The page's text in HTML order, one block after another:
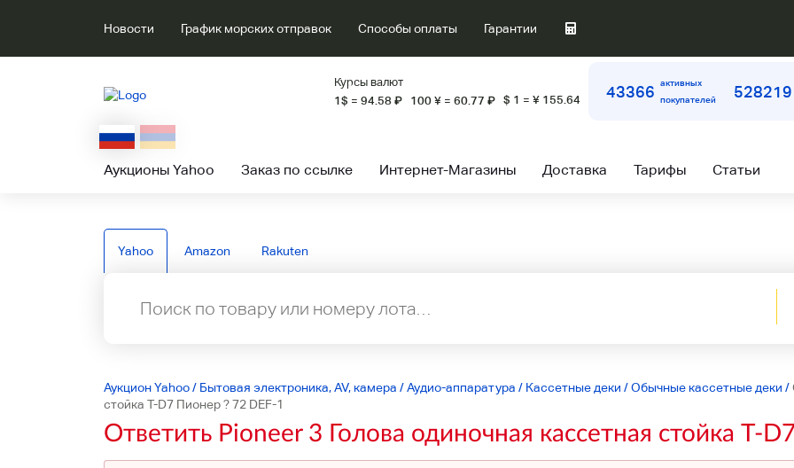
Новости График морских отправок Способы оплаты Гарантии
Курсы валют
1$ = 94.58 ₽ 100 ¥ = 60.77 ₽ $ 1 = ¥ 155.64 43366
активных
покупателей
528219
Аукционы Yahoo Заказ по ссылке Интернет-Магазины Доставка Тарифы Статьи
Yahoo Amazon Rakuten
Аукцион Yahoo/ Бытовая электроника, AV, камера /Аудио-аппаратура / Кассетные деки /Обычные кассетные деки /
стойка T-D7 Пионер ? 72 DEF-1
Ответить Pioneer 3 Голова одиночная кассетная стойка T-